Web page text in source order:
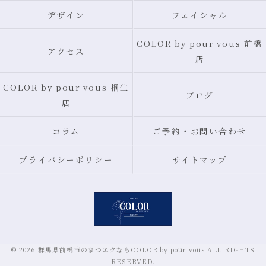
デザイン フェイシャル
アクセス
COLOR by pour vous 前橋
店
COLOR by pour vous 桐生
店
ブログ
コラム ご予約・お問い合わせ
プライバシーポリシー サイトマップ
© 2026 群馬県前橋市のまつエクならCOLOR by pour vous ALL RIGHTS
RESERVED.